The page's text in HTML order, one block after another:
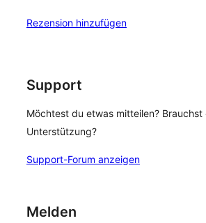
Rezensionen
Rezension hinzufügen
Support
Möchtest du etwas mitteilen? Brauchst
Unterstützung?
Support-Forum anzeigen
Melden